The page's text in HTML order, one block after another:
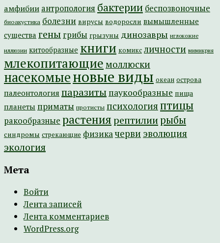
амфибии антропология бактерии беспозвоночные
биоакустика болезни вирусы водоросли вымышленные
существа гены грибы грызуны динозавры иглокожие
иллюзии китообразные книги комикс личности мимикрия
млекопитающие моллюски
насекомыеновые виды океан острова
палеонтология паразиты паукообразные пища
планеты приматы протисты психология птицы
ракообразные растениярептилиирыбы
синдромы стрекающие физикачерви эволюция
экология
Мета
Войти
Лента записей
Лента комментариев
WordPress.org